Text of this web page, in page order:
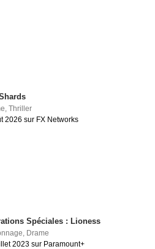
,Thriller
2026 sur FX Networks
Spéciales : Lioness
, Drame
2023 sur Paramount+